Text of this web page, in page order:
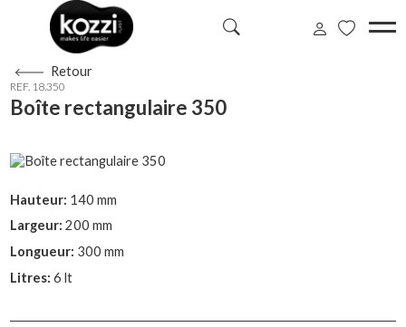
Retour
REF. 18.350
Boîte rectangulaire 350
Hauteur: 140 mm
Largeur: 200 mm
Longueur: 300 mm
Litres: 6 lt